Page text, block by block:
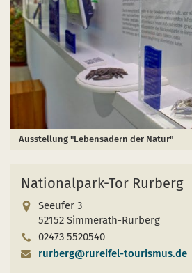
Ausstellung "Lebensadern der Natur"
Nationalpark-Tor Rurberg
Seeufer 3
52152 Simmerath-Rurberg
02473 5520540
rurberg@rureifel-tourismus.de